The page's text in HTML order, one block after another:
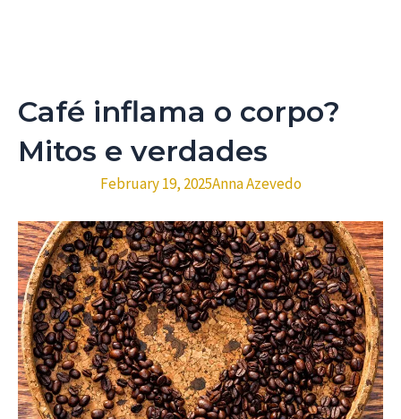
Café inflama o corpo?
Mitos e verdades
February 19, 2025Anna Azevedo